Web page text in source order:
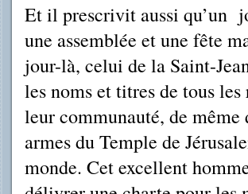
Et il prescrivit aussi qu’un
une assemblée et une fête
jour-là, celui de la Saint-
les noms et titres de tous
leur communauté, de même
armes du Temple de
monde. Cet excellent